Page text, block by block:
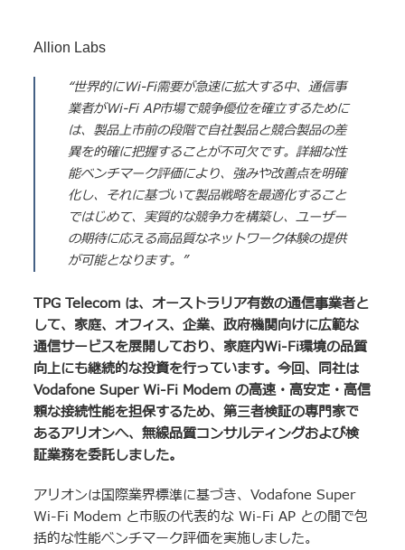
Allion Labs
“世界的にWi-Fi需要が急速に拡大する中、通信事
業者がWi-Fi AP市場で競争優位を確立するために
は、製品上市前の段階で自社製品と競合製品の差
異を的確に把握することが不可欠です。詳細な性
能ベンチマーク評価により、強みや改善点を明確
化し、それに基づいて製品戦略を最適化すること
ではじめて、実質的な競争力を構築し、ユーザー
の期待に応える高品質なネットワーク体験の提供
が可能となります。”
TPG Telecom は、オーストラリア有数の通信事業者と
して、家庭、オフィス、企業、政府機関向けに広範な
通信サービスを展開しており、家庭内Wi-Fi環境の品質
向上にも継続的な投資を行っています。今回、同社は
Vodafone Super Wi-Fi Modem の高速・高安定・高信
頼な接続性能を担保するため、第三者検証の専門家で
あるアリオンへ、無線品質コンサルティングおよび検
証業務を委託しました。
アリオンは国際業界標準に基づき、Vodafone Super
Wi-Fi Modem と市販の代表的な Wi-Fi AP との間で包
括的な性能ベンチマーク評価を実施しました。